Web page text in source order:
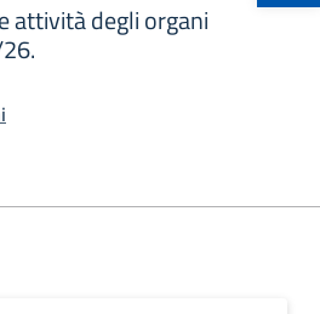
attività degli organi